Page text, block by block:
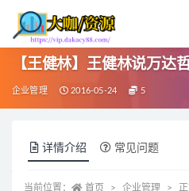
【王健林】王健林说万达
企业管理 2016-05-24 5
详情介绍 常见问题
当前位置： 首页 企业管理
全部